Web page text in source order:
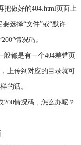
把做好的404.html页面上
选择“文件”或“默许
情况码。
般都是有一个404差错页
上传到对应的目录就可
的话。
200情况码，怎么办呢？